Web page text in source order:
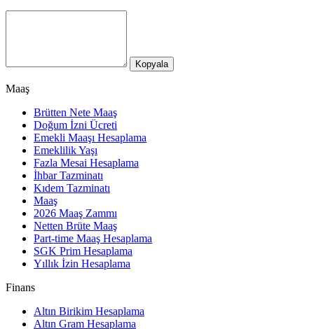
Kopyala
Maaş
Brütten Nete Maaş
Doğum İzni Ücreti
Emekli Maaşı Hesaplama
Emeklilik Yaşı
Fazla Mesai Hesaplama
İhbar Tazminatı
Kıdem Tazminatı
Maaş
2026 Maaş Zammı
Netten Brüte Maaş
Part-time Maaş Hesaplama
SGK Prim Hesaplama
Yıllık İzin Hesaplama
Finans
Altın Birikim Hesaplama
Altın Gram Hesaplama